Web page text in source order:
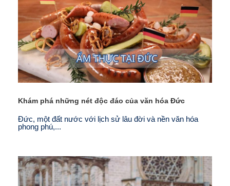
Khám phá những nét độc đáo của văn hóa Đức
Đức, một đất nước với lịch sử lâu đời và nền văn hóa
phong phú,...